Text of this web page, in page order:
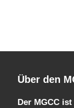
Über den
Der MGCC